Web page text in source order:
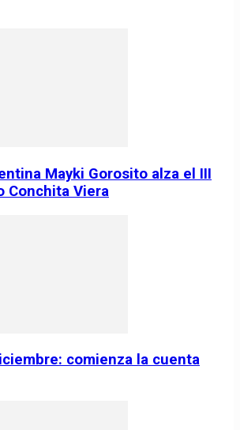
Mayki Gorosito alza el III
Conchita Viera
comienza la cuenta